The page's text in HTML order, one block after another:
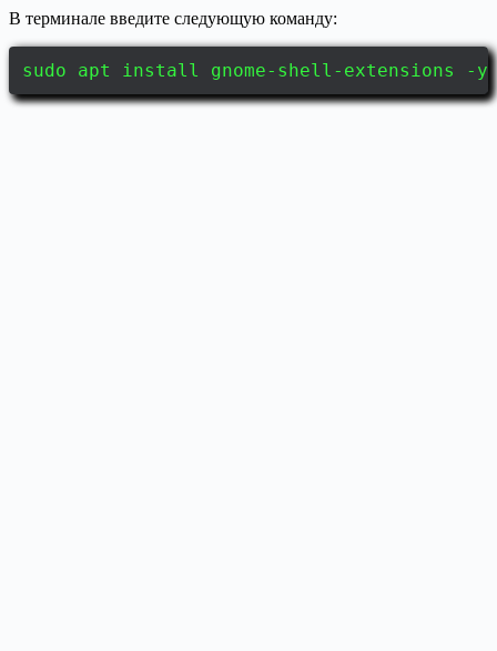
В терминале введите следующую команду:
sudo apt install gnome-shell-extensions -y